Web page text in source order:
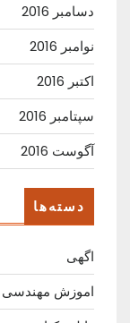
دسامبر 2016
نوامبر 2016
اکتبر 2016
سپتامبر 2016
آگوست 2016
دسته‌ها
اگهی
اموزش مهندسی